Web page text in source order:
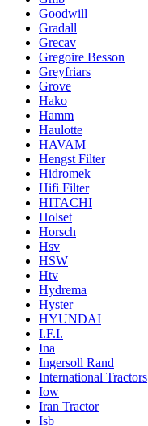
Goodwill
Gradall
Grecav
Gregoire Besson
Greyfriars
Grove
Hako
Hamm
Haulotte
HAVAM
Hengst Filter
Hidromek
Hifi Filter
HITACHI
Holset
Horsch
Hsv
HSW
Htv
Hydrema
Hyster
HYUNDAI
I.F.I.
Ina
Ingersoll Rand
International Tractors
Iow
Iran Tractor
Isb